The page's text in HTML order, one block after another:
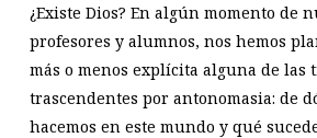
¿Existe Dios? En algún momento de
profesores y alumnos, nos hemos
más o menos explícita alguna de las
trascendentes por antonomasia: de
hacemos en este mundo y qué